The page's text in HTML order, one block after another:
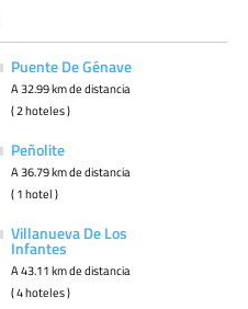
Puente De Génave
A 32.99 km de distancia
( 2 hoteles )
Peñolite
A 36.79 km de distancia
( 1 hotel )
Villanueva De Los
Infantes
A 43.11 km de distancia
( 4 hoteles )